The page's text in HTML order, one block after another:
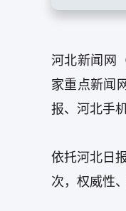
河北新闻网
家重点新闻
报、河北手
依托河北日
次，权威性